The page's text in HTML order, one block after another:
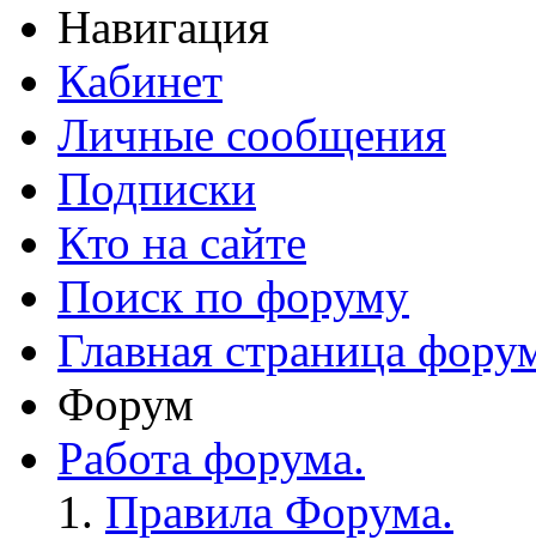
Навигация
Кабинет
Личные сообщения
Подписки
Кто на сайте
Поиск по форуму
Главная страница
Форум
Работа форума.
Правила Форума.